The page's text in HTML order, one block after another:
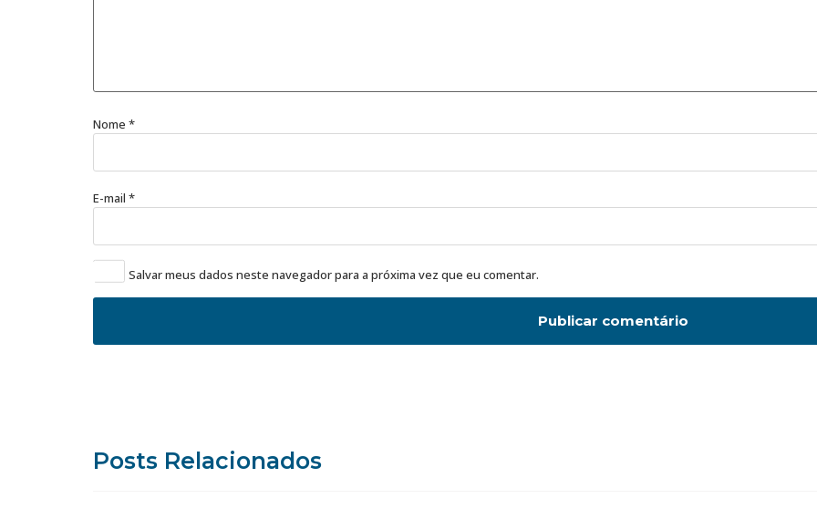
Nome *
E-mail *
Salvar meus dados neste navegador para a próxima vez que eu comentar.
Posts Relacionados